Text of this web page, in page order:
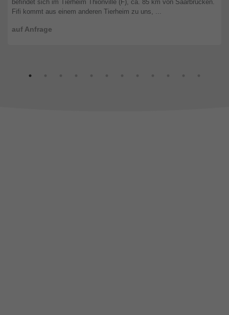
auf Anfrage
befindet sich im Tierheim Thionville (F), ca. 85 km von Saarbrücken.
Fifi kommt aus einem anderen Tierheim zu uns, ...